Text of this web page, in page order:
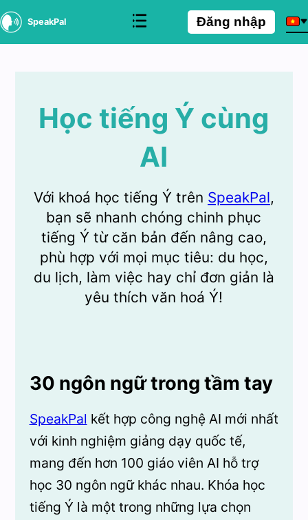
SpeakPal Đăng nhập
Học tiếng Ý cùng
AI
Với khoá học tiếng Ý trên SpeakPal,
bạn sẽ nhanh chóng chinh phục
tiếng Ý từ căn bản đến nâng cao,
phù hợp với mọi mục tiêu: du học,
du lịch, làm việc hay chỉ đơn giản là
yêu thích văn hoá Ý!
30 ngôn ngữ trong tầm tay
SpeakPal kết hợp công nghệ AI mới nhất
với kinh nghiệm giảng dạy quốc tế,
mang đến hơn 100 giáo viên AI hỗ trợ
học 30 ngôn ngữ khác nhau. Khóa học
tiếng Ý là một trong những lựa chọn